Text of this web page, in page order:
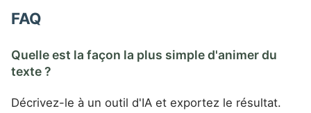
FAQ
Quelle est la façon la plus simple d'animer du
texte ?
Décrivez-le à un outil d'IA et exportez le résultat.